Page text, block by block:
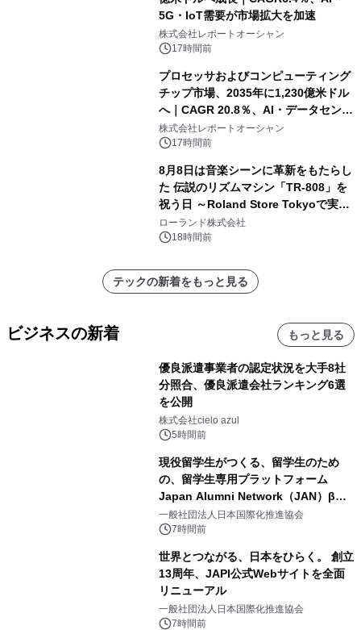
5G・IoT需要が市場拡大を加速
株式会社レポートオーシャン
17時間前
プロセッサおよびコンピューティング
チップ市場、2035年に1,230億米ドル
へ｜CAGR 20.8％、AI・データセンタ
ー需要が成長を牽引
株式会社レポートオーシャン
17時間前
8月8日は音楽シーンに革新をもたらし
た 伝説のリズムマシン「TR-808」を
祝う日 ～Roland Store Tokyoで実機
を展示しての 記念キャンペーンを開
催 英国ラジオ「NTS」の 特別プログ
アーティストを フィーチャーしたアニ
メーションを公開～
ローランド株式会社
18時間前
テックの新着をもっと見る
ビジネスの新着 もっと見る
優良派遣事業者の認定状況を大手8社
分照合、優良派遣会社ランキング6選
を公開
株式会社cielo azul
5時間前
現役留学生がつくる、留学生のため
の、留学生専用プラットフォーム
Japan Alumni Network（JAN）β版
をリリース
一般社団法人日本国際化推進協会
7時間前
世界とつながる、日本をひらく。 創立
13周年、JAPI公式Webサイトを全面
リニューアル
一般社団法人日本国際化推進協会
7時間前